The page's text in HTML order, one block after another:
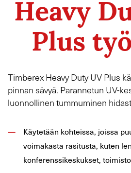
Heavy
Plus
Timberex Heavy Duty UV Plus
pinnan sävyä. Parannetun UV-
luonnollinen tummuminen
Käytetään kohteissa, joissa
voimakasta rasitusta, kuten
konferenssikeskukset,